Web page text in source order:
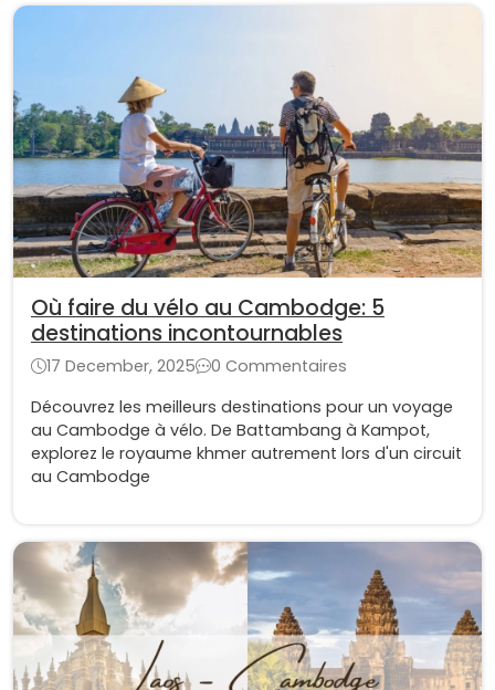
Où faire du vélo au Cambodge: 5
destinations incontournables
17 December, 2025
0 Commentaires
Découvrez les meilleurs destinations pour un voyage
au Cambodge à vélo. De Battambang à Kampot,
explorez le royaume khmer autrement lors d'un circuit
au Cambodge